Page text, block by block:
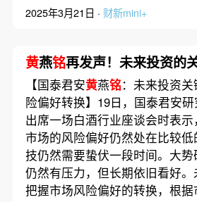
2025年3月21日 · 财新mini+
黄燕铭再发声！未来投资
【国泰君安黄燕铭：未来投资
险偏好转换】19日，国泰君安
出席一场白酒行业座谈会时表
市场的风险偏好仍然处在比较
技仍然需要蛰伏一段时间。大
仍然有压力，但长期依旧看好
把握市场风险偏好的转换，根